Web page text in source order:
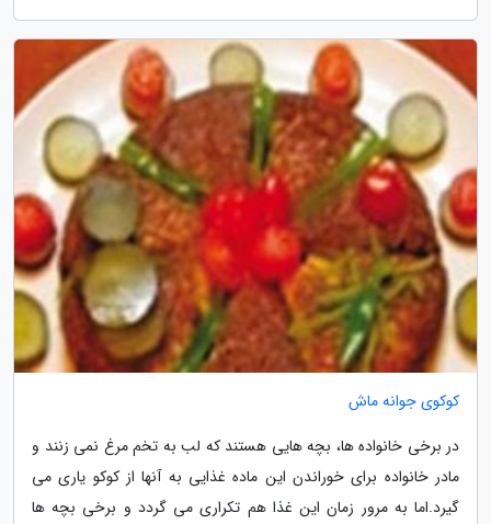
کوکوی جوانه ماش
در برخی خانواده ها، بچه هایی هستند که لب به تخم مرغ نمی زنند و
مادر خانواده برای خوراندن این ماده غذایی به آنها از کوکو یاری می
گیرد.اما به مرور زمان این غذا هم تکراری می گردد و برخی بچه ها